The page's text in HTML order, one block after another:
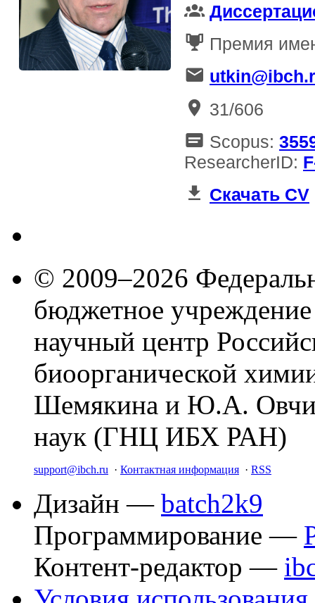
Премия
31/606
Scopus:
ResearcherID:
Скачать CV
© 2009–2026
бюджетное
научный центр
биоорганической
Шемякина и Ю.А.
наук (ГНЦ ИБХ РАН)
support@ibch.ru · Контактная информация · RSS
Дизайн — batch2k9
Программирование —
Контент-редактор —